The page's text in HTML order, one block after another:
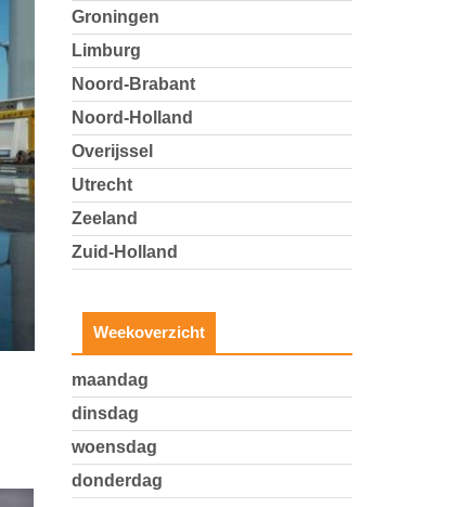
Groningen
Limburg
Noord-Brabant
Noord-Holland
Overijssel
Utrecht
Zeeland
Zuid-Holland
Weekoverzicht
maandag
dinsdag
woensdag
donderdag